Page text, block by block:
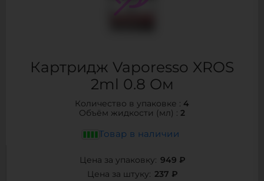
Картридж Vaporesso XROS
2ml 0.8 Ом
Количество в упаковке : 4
Объём жидкости (мл) : 2
Товар в наличии
Цена за упаковку: 949 ₽
Цена за штуку: 237 ₽